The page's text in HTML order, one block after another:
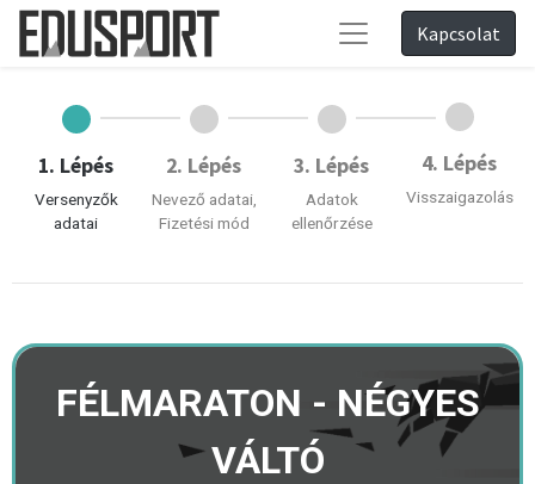
Kapcsolat
1. Lépés
Versenyzők
adatai
2. Lépés
Nevező adatai,
Fizetési mód
3. Lépés
Adatok
ellenőrzése
4. Lépés
Visszaigazolás
FÉLMARATON - NÉGYES
VÁLTÓ